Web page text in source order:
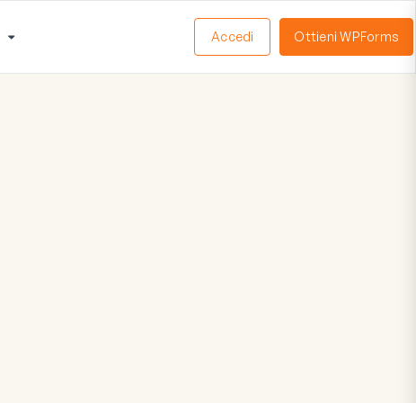
Menu
Accedi Ottieni WPForms